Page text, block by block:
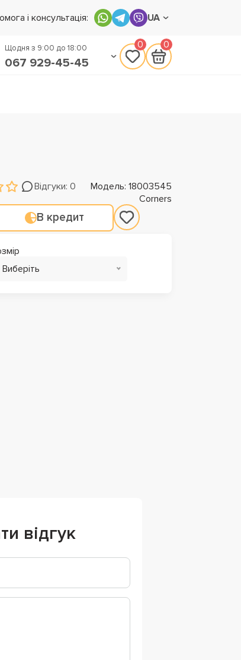
і консультація: UA
Щодня з 9:00 до 18:00
067 929-45-45
0 0
Відгуки: 0 Модель: 18003545
Corners
В кредит
Виберіть
відгук